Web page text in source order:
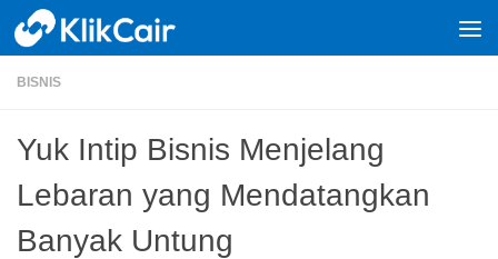
Skip to content
BISNIS
Yuk Intip Bisnis Menjelang
Lebaran yang Mendatangkan
Banyak Untung